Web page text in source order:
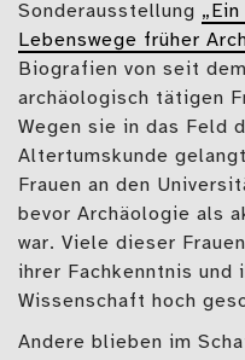
Sonderausstellung
Lebenswege früher
Biografien von seit
archäologisch tätigen
Wegen sie in das Feld
Altertumskunde
Frauen an den
bevor Archäologie als
war. Viele dieser
ihrer Fachkenntnis und
Wissenschaft hoch
Andere blieben im